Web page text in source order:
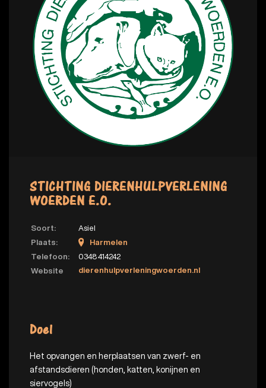
STICHTING DIERENHULPVERLENING
WOERDEN E.O.
Soort:
Asiel
Plaats:
Harmelen
Telefoon:
0348 414242
Website
dierenhulpverleningwoerden.nl
Doel
Het opvangen en herplaatsen van zwerf- en
afstandsdieren (honden, katten, konijnen en
siervogels)